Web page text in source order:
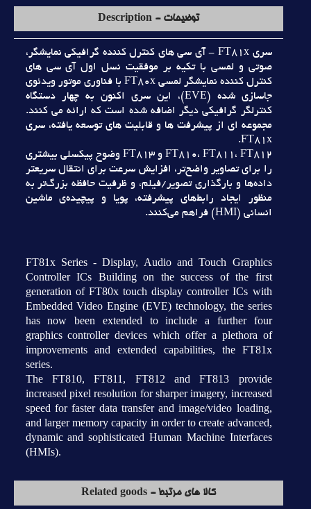
توضیحات - Description
سري FT81x - آي سي هاي کنترل کننده گرافيکي نمايشگر،
صوتي و لمسي با تکيه بر موفقيت نسل اول آي سي هاي
کنترل کننده نمايشگر لمسي FT80x با فناوري موتور ويدئوي
جاسازي شده (EVE)، اين سري اکنون به چهار دستگاه
کنترلگر گرافيکي ديگر اضافه شده است که ارائه مي کنند.
مجموعه اي از پيشرفت ها و قابليت هاي توسعه يافته، سري
FT81x.
FT810، FT811، FT812 و FT813 وضوح پيکسلي بيشتري
را براي تصاوير واضح‌تر، افزايش سرعت براي انتقال سريعتر
داده‌ها و بارگذاري تصوير/فيلم، و ظرفيت حافظه بزرگ‌تر به
منظور ايجاد رابط‌هاي پيشرفته، پويا و پيچيده‌ي ماشين
انساني (HMI) فراهم مي‌کنند.
FT81x Series - Display, Audio and Touch Graphics
Controller ICs Building on the success of the first
generation of FT80x touch display controller ICs with
Embedded Video Engine (EVE) technology, the series
has now been extended to include a further four
graphics controller devices which offer a plethora of
improvements and extended capabilities, the FT81x
series.
The FT810, FT811, FT812 and FT813 provide
increased pixel resolution for sharper imagery, increased
speed for faster data transfer and image/video loading,
and larger memory capacity in order to create advanced,
dynamic and sophisticated Human Machine Interfaces
(HMIs).
کالا های مرتبط - Related goods